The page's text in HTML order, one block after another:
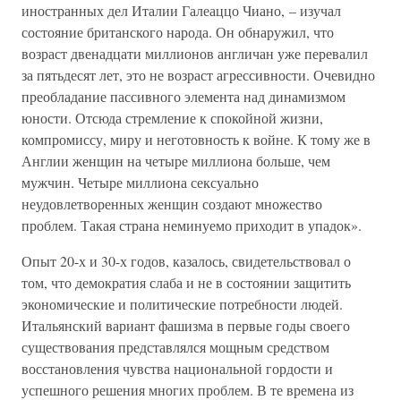
иностранных дел Италии Галеаццо Чиано, – изучал
состояние британского народа. Он обнаружил, что
возраст двенадцати миллионов англичан уже перевалил
за пятьдесят лет, это не возраст агрессивности. Очевидно
преобладание пассивного элемента над динамизмом
юности. Отсюда стремление к спокойной жизни,
компромиссу, миру и неготовность к войне. К тому же в
Англии женщин на четыре миллиона больше, чем
мужчин. Четыре миллиона сексуально
неудовлетворенных женщин создают множество
проблем. Такая страна неминуемо приходит в упадок».
Опыт 20-х и 30-х годов, казалось, свидетельствовал о
том, что демократия слаба и не в состоянии защитить
экономические и политические потребности людей.
Итальянский вариант фашизма в первые годы своего
существования представлялся мощным средством
восстановления чувства национальной гордости и
успешного решения многих проблем. В те времена из